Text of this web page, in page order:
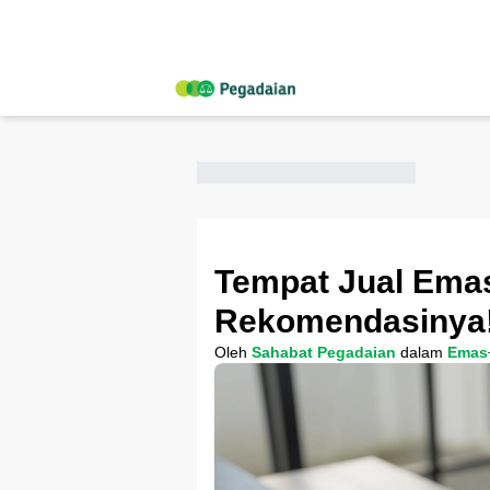
Tempat Jual
Oleh Sahabat Pegadaian dalam Emas